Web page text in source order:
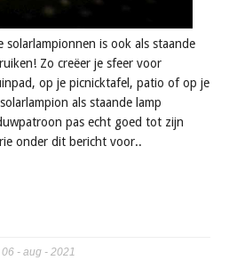
solarlampionnen is ook als staande
Zo creëer je sfeer voor
op je picnicktafel, patio of op je
als staande lamp
pas echt goed tot zijn
onder dit bericht voor..
06 aug 2021